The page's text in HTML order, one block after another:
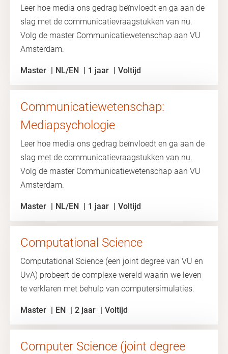
Leer hoe media ons gedrag beïnvloedt en ga aan de
slag met de communicatievraagstukken van nu.
Volg de master Communicatiewetenschap aan VU
Amsterdam.
Master NL/EN 1 jaar Voltijd
Communicatiewetenschap:
Mediapsychologie
Leer hoe media ons gedrag beïnvloedt en ga aan de
slag met de communicatievraagstukken van nu.
Volg de master Communicatiewetenschap aan VU
Amsterdam.
Master NL/EN 1 jaar Voltijd
Computational Science
Computational Science (een joint degree van VU en
UvA) probeert de complexe wereld waarin we leven
te verklaren met behulp van computersimulaties.
Master EN 2 jaar Voltijd
Computer Science (joint degree